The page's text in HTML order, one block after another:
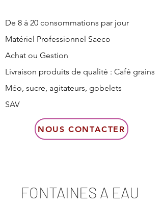
De 8 à 20 consommations par jour
Matériel Professionnel Saeco
Achat ou Gestion
Livraison produits de qualité : Café grains
Méo, sucre, agitateurs, gobelets
SAV
NOUS CONTACTER
FONTAINES A EAU